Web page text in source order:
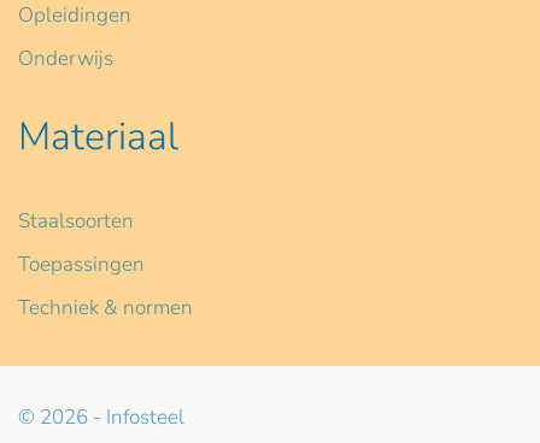
Opleidingen
Onderwijs
Materiaal
Staalsoorten
Toepassingen
Techniek & normen
© 2026 - Infosteel